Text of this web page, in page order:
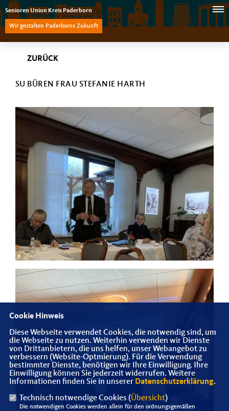
Senioren Union Kreis Paderborn
Wir gestalten Paderborns Zukunft
ZURÜCK
SU BÜREN FRAU STEFANIE HARTH
Cookie Hinweis
Diese Webseite verwendet Cookies, die notwendig sind, um
die Webseite zu nutzen. Weiterhin verwenden wir Dienste
von Drittanbietern, die uns helfen, unser Webangebot zu
verbessern (Website-Optmierung). Für die Verwendung
bestimmter Dienste, benötigen wir Ihre Einwilligung. Ihre
Einwilligung können Sie jederzeit widerrufen. Weitere
Informationen finden Sie in unserer Datenschutzerklärung.
Technisch notwendige Cookies (Übersicht)
Die notwendigen Cookies werden allein für den ordnungsgemäßen